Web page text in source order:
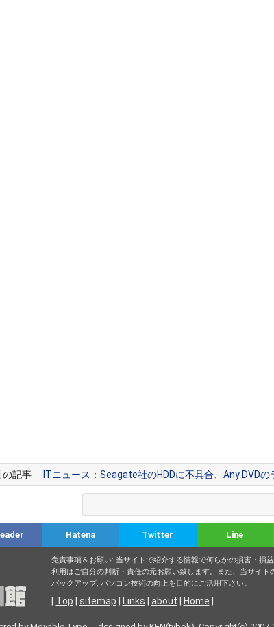
の記事 ITニュース：Seagate社のHDDに不具合、Any DVD
Hatena Twitter Line
免責事項＆お願い: 当サイトで紹介する情報で何らかの損害・損
利用はご自分の判断・責任の元お願い致します。また、当サイ
バックアップ, パソコン技術の向上を目的にご活用下さい。
Top sitemap Links about Home